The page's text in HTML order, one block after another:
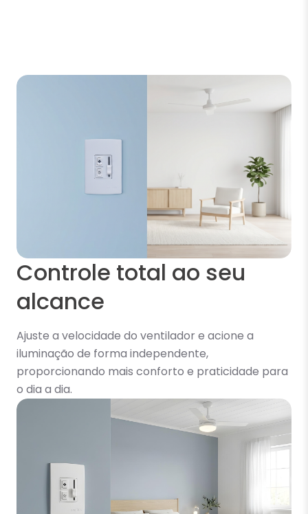
Controle total ao seu
alcance
Ajuste a velocidade do ventilador e acione a
iluminação de forma independente,
proporcionando mais conforto e praticidade para
o dia a dia.